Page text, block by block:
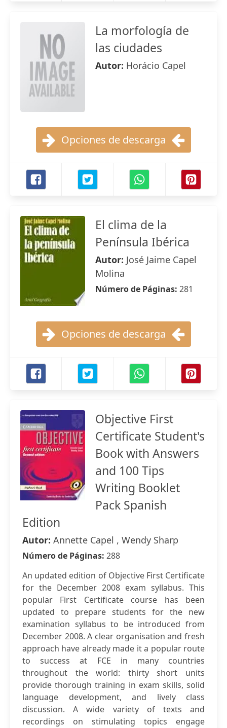
La morfología de
las ciudades
Autor: Horácio Capel
Opciones de descarga
El clima de la
Península Ibérica
Autor: José Jaime Capel
Molina
Número de Páginas: 281
Opciones de descarga
Objective First
Certificate Student's
Book with Answers
and 100 Tips
Writing Booklet
Pack Spanish
Edition
Autor: Annette Capel , Wendy Sharp
Número de Páginas: 288
An updated edition of Objective First Certificate
for the December 2008 exam syllabus. This
popular First Certificate course has been
updated to prepare students for the new
examination syllabus to be introduced from
December 2008. A clear organisation and fresh
approach have already made it a popular route
to success at FCE in many countries
throughout the world: thirty short units
provide thorough training in exam skills, solid
language development, and lively class
discussion. A wide variety of texts and
recordings on stimulating topics engage